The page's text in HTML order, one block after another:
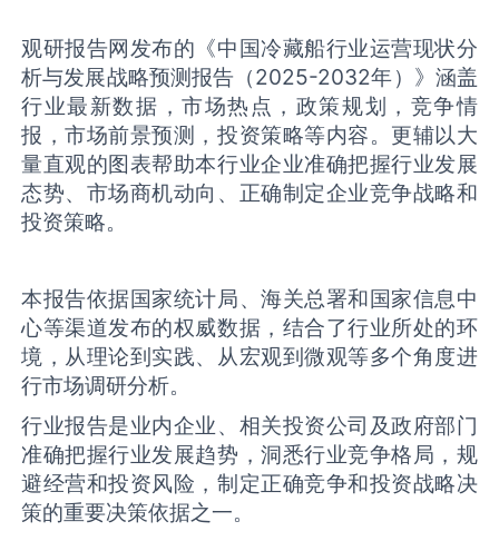
观研报告网发布的《中国冷藏船行业运营现状分
析与发展战略预测报告（2025-2032年）》涵盖
行业最新数据，市场热点，政策规划，竞争情
报，市场前景预测，投资策略等内容。更辅以大
量直观的图表帮助本行业企业准确把握行业发展
态势、市场商机动向、正确制定企业竞争战略和
投资策略。
本报告依据国家统计局、海关总署和国家信息中
心等渠道发布的权威数据，结合了行业所处的环
境，从理论到实践、从宏观到微观等多个角度进
行市场调研分析。
行业报告是业内企业、相关投资公司及政府部门
准确把握行业发展趋势，洞悉行业竞争格局，规
避经营和投资风险，制定正确竞争和投资战略决
策的重要决策依据之一。